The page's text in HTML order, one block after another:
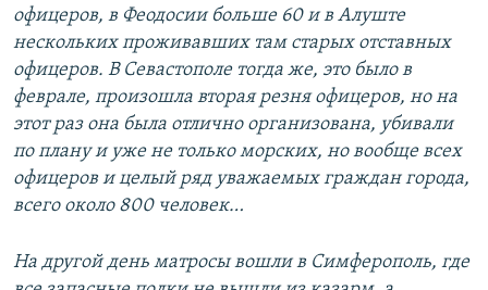
офицеров, в Феодосии больше 60 и в Алуште
нескольких проживавших там старых отставных
офицеров. В Севастополе тогда же, это было в
феврале, произошла вторая резня офицеров, но на
этот раз она была отлично организована, убивали
по плану и уже не только морских, но вообще всех
офицеров и целый ряд уважаемых граждан города,
всего около 800 человек…
На другой день матросы вошли в Симферополь, где